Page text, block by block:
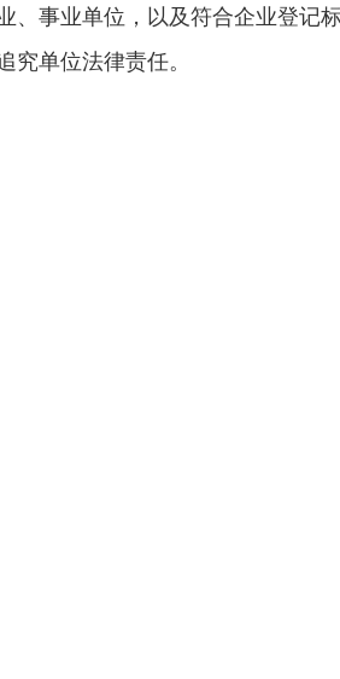
、事业单位，以及符合企业登
单位法律责任。